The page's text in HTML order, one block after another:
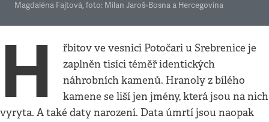
Magdaléna Fajtová, foto: Milan Jaroš•Bosna a Hercegovina
H
řbitov ve vesnici Potočari u Srebrenice je
zaplněn tisíci téměř identických
náhrobních kamenů. Hranoly z bílého
kamene se liší jen jmény, která jsou na nich
vyryta. A také daty narození. Data úmrtí jsou naopak